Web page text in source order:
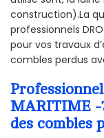
construction).La
professionnels
pour vos travaux
combles perdus
MARITIME -
des combles